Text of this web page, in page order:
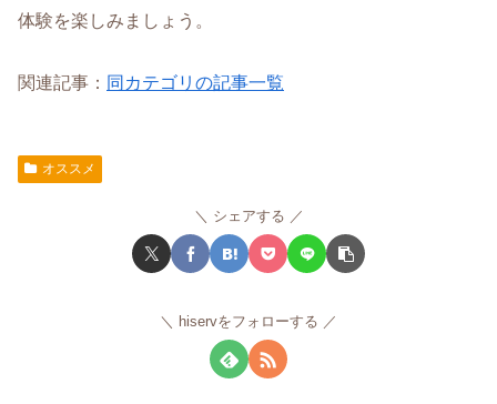
体験を楽しみましょう。
関連記事： 同カテゴリの記事一覧
オススメ
シェアする
hiservをフォローする